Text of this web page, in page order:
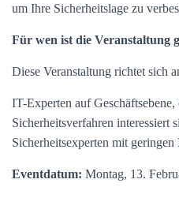
um Ihre Sicherheitslage zu
Für wen ist die Veranstaltung
Diese Veranstaltung richtet sich
IT-Experten auf
Sicherheitsverfahren interessiert
Sicherheitsexperten mit
Eventdatum: Montag, 13.